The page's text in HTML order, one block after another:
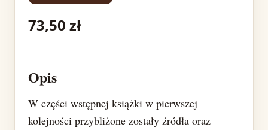
73,50 zł
Opis
W części wstępnej książki w pierwszej
kolejności przybliżone zostały źródła oraz